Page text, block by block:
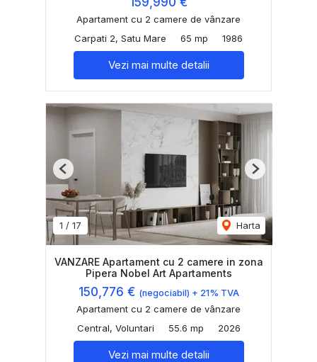
Apartament cu 2 camere de vânzare
Carpati 2, Satu Mare
65 mp 1986
Vezi mai multe detalii
1 / 17 Harta
Previous Next
VANZARE Apartament cu 2 camere in zona
Pipera Nobel Art Apartaments
150,776 € (negociabil) + 21% TVA
Apartament cu 2 camere de vânzare
Central, Voluntari
55.6 mp 2026
Vezi mai multe detalii